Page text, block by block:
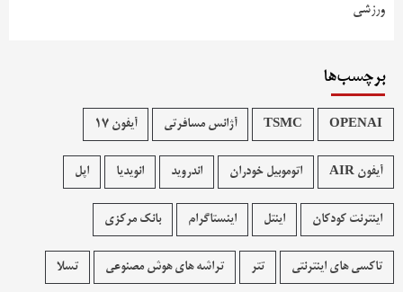
ورزشی
برچسب‌ها
OPENAI
TSMC آژانس مسافرتی آیفون 17
آیفون AIR اتوموبیل خودران اندروید انویدیا اپل
اینترنت کودکان اینتل اینستاگرام بانک مرکزی
تاکسی های اینترنتی تتر تراشه های هوش مصنوعی تسلا